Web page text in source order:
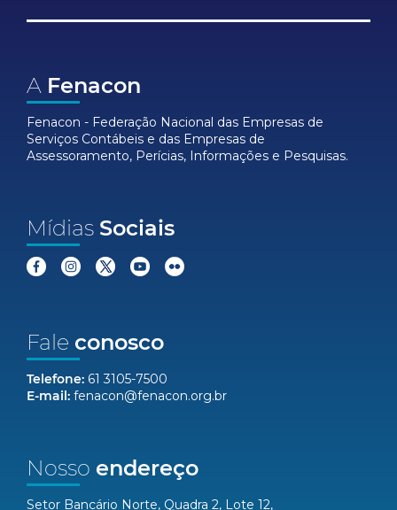
A Fenacon
Fenacon - Federação Nacional das Empresas de
Serviços Contábeis e das Empresas de
Assessoramento, Perícias, Informações e Pesquisas.
Mídias Sociais
Fale conosco
Telefone: 61 3105-7500
E-mail: fenacon@fenacon.org.br
Nosso endereço
Setor Bancário Norte, Quadra 2, Lote 12,